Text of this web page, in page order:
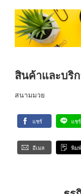
สินค้าและบริ
สนามมวย
แชร์ แชร์
อีเมล พิมพ์